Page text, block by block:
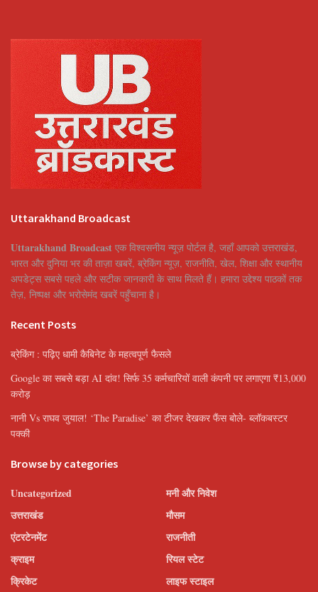
Uttarakhand Broadcast
Uttarakhand Broadcast एक विश्वसनीय न्यूज़ पोर्टल है, जहाँ आपको उत्तराखंड,
भारत और दुनिया भर की ताज़ा खबरें, ब्रेकिंग न्यूज़, राजनीति, खेल, शिक्षा और स्थानीय
अपडेट्स सबसे पहले और सटीक जानकारी के साथ मिलते हैं। हमारा उद्देश्य पाठकों तक
तेज़, निष्पक्ष और भरोसेमंद खबरें पहुँचाना है।
Recent Posts
ब्रेकिंग : पढ़िए धामी कैबिनेट के महत्वपूर्ण फैसले
Google का सबसे बड़ा AI दांव! सिर्फ 35 कर्मचारियों वाली कंपनी पर लगाएगा ₹13,000
करोड़
नानी Vs राघव जुयाल! ‘The Paradise’ का टीजर देखकर फैंस बोले- ब्लॉकबस्टर
पक्की
Browse by categories
Uncategorized
उत्तराखंड
एंटरटेनमेंट
क्राइम
क्रिकेट
मनी और निवेश
मौसम
राजनीती
रियल स्टेट
लाइफ स्टाइल